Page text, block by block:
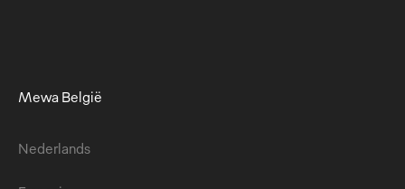
Mewa België
Nederlands